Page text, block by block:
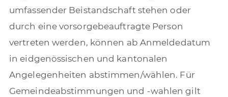
umfassender Beistandschaft stehen oder
durch eine vorsorgebeauftragte Person
vertreten werden, können ab Anmeldedatum
in eidgenössischen und kantonalen
Angelegenheiten abstimmen/wählen. Für
Gemeindeabstimmungen und -wahlen gilt